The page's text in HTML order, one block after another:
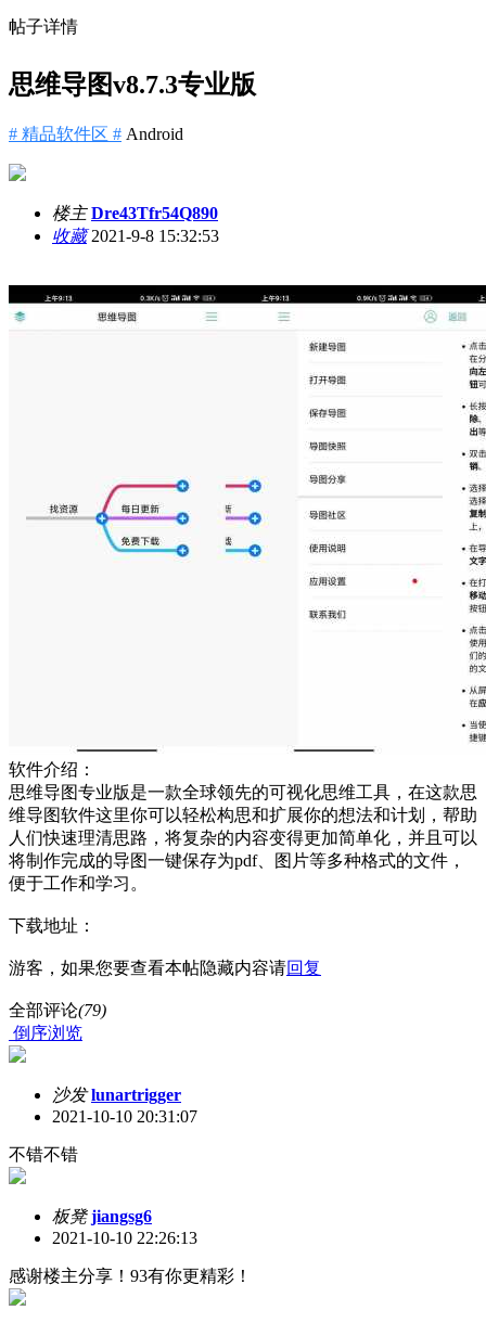
帖子详情
思维导图v8.7.3专业版
# 精品软件区 # Android
楼主 Dre43Tfr54Q890
收藏2021-9-8 15:32:53
软件介绍：
思维导图专业版是一款全球领先的可视化思维工具，在这款思
维导图软件这里你可以轻松构思和扩展你的想法和计划，帮助
人们快速理清思路，将复杂的内容变得更加简单化，并且可以
将制作完成的导图一键保存为pdf、图片等多种格式的文件，
便于工作和学习。
下载地址：
游客，如果您要查看本帖隐藏内容请回复
全部评论(79)
倒序浏览
沙发 lunartrigger
2021-10-10 20:31:07
不错不错
板凳 jiangsg6
2021-10-10 22:26:13
感谢楼主分享！93有你更精彩！